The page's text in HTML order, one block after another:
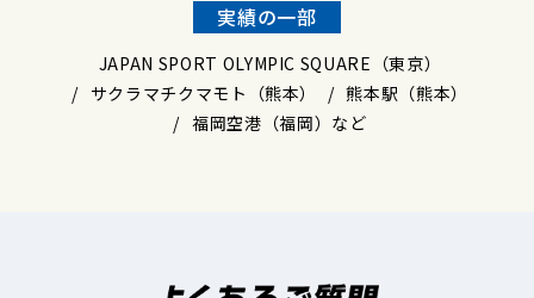
実績の一部
JAPAN SPORT OLYMPIC SQUARE（東京）
サクラマチクマモト（熊本）
熊本駅（熊本）
福岡空港（福岡）など